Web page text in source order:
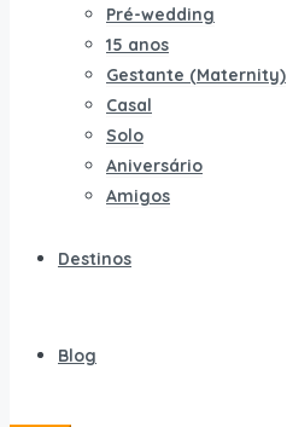
Pré-wedding
15 anos
Gestante (Maternity)
Casal
Solo
Aniversário
Amigos
Destinos
Blog